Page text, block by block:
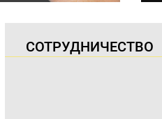
СОТРУДНИЧЕСТВО